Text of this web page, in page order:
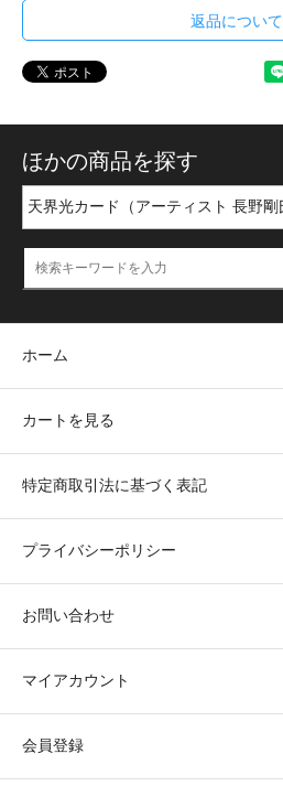
返品について
ほかの商品を探す
ホーム
カートを見る
特定商取引法に基づく表記
プライバシーポリシー
お問い合わせ
マイアカウント
会員登録